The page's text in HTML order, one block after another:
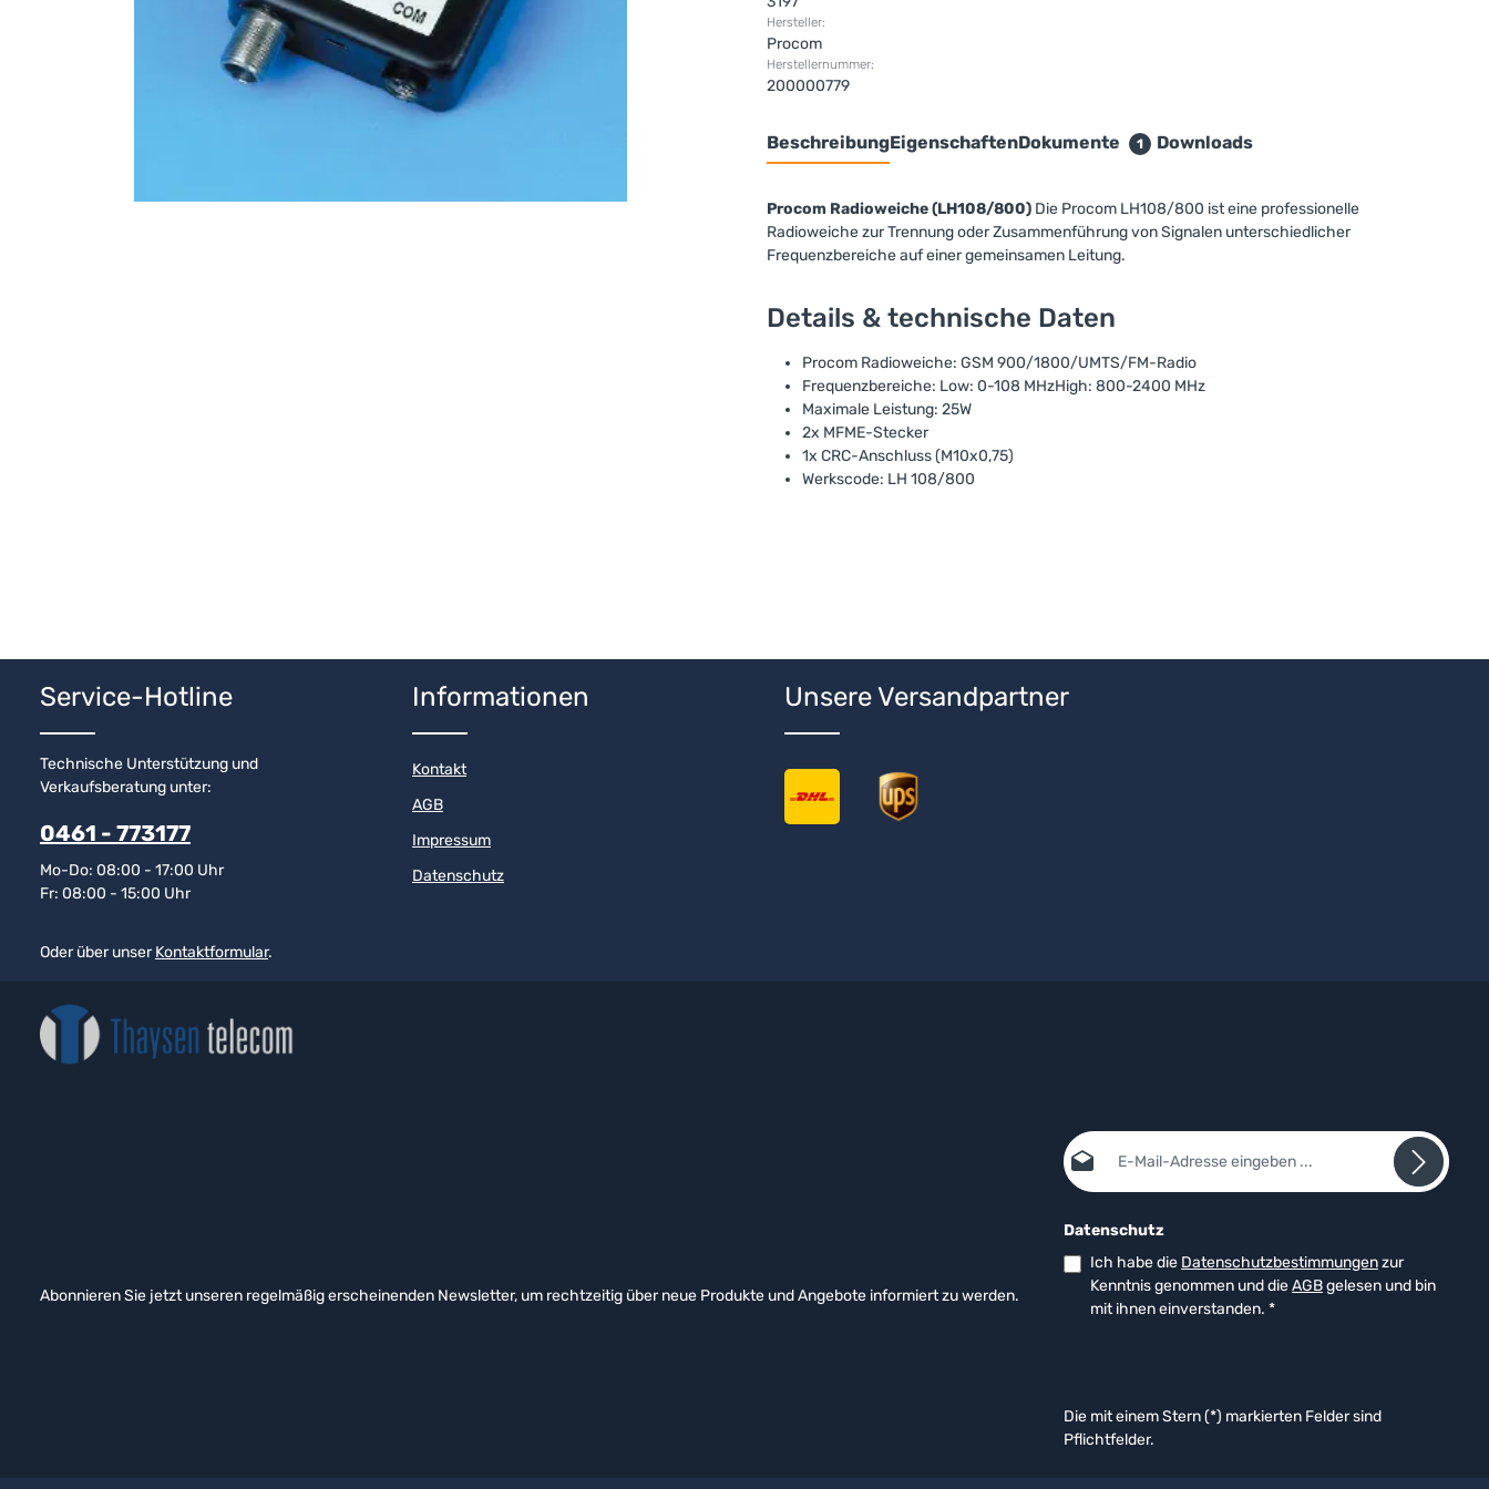
Hersteller:
Procom
Herstellernummer:
200000779
BeschreibungEigenschaftenDokumente 1 Downloads
Procom Radioweiche (LH108/800) Die Procom LH108/800 ist eine professionelle
Radioweiche zur Trennung oder Zusammenführung von Signalen unterschiedlicher
Frequenzbereiche auf einer gemeinsamen Leitung.
Details & technische Daten
Procom Radioweiche: GSM 900/1800/UMTS/FM-Radio
Frequenzbereiche: Low: 0-108 MHzHigh: 800-2400 MHz
Maximale Leistung: 25W
2x MFME-Stecker
1x CRC-Anschluss (M10x0,75)
Werkscode: LH 108/800
Service-Hotline
Technische Unterstützung und
Verkaufsberatung unter:
0461 - 773177
Mo-Do: 08:00 - 17:00 Uhr
Fr: 08:00 - 15:00 Uhr
Oder über unserKontaktformular.
Informationen
Kontakt
AGB
Impressum
Datenschutz
Unsere Versandpartner
Abonnieren Sie jetzt unseren regelmäßig erscheinenden Newsletter, um rechtzeitig über neue Produkte und Angebote informiert zu werden.
E-Mail-Adresse*
Datenschutz
Ich habe die Datenschutzbestimmungenzur
Kenntnis genommen und dieAGBgelesen und bin
mit ihnen einverstanden. *
Die mit einem Stern (*) markierten Felder sind
Pflichtfelder.